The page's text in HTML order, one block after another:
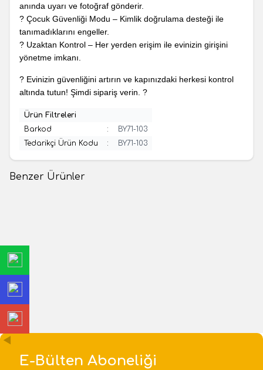
anında uyarı ve fotoğraf gönderir.
? Çocuk Güvenliği Modu – Kimlik doğrulama desteği ile
tanımadıklarını engeller.
? Uzaktan Kontrol – Her yerden erişim ile evinizin girişini
yönetme imkanı.
? Evinizin güvenliğini artırın ve kapınızdaki herkesi kontrol
altında tutun! Şimdi sipariş verin. ?
Ürün Filtreleri
Barkod
:
BY71-103
Tedarikçi Ürün Kodu
: BY71-103
Benzer Ürünler
21.891,91
1 Adet
E-Bülten Aboneliği